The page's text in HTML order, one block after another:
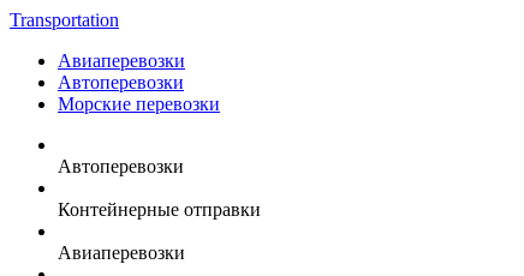
Transportation
Авиаперевозки
Автоперевозки
Морские перевозки
Автоперевозки
Контейнерные отправки
Авиаперевозки